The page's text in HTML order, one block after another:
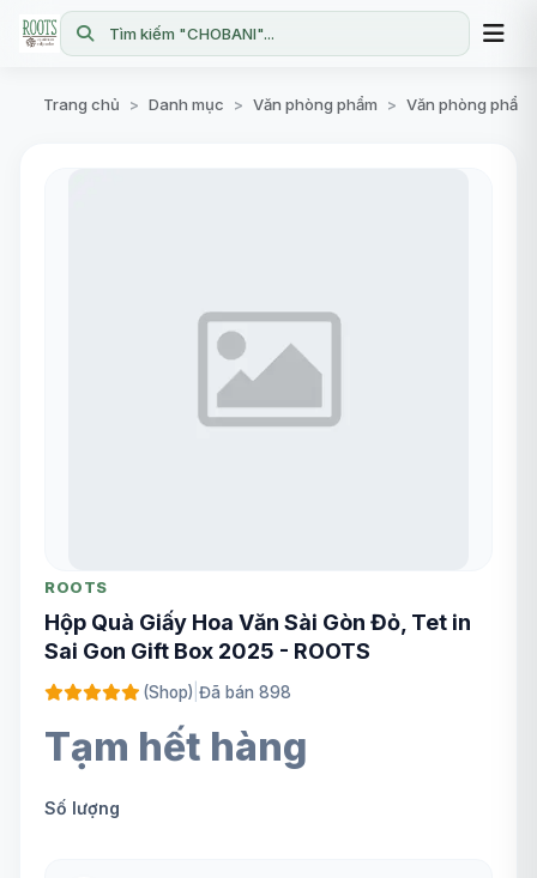
Tìm kiếm "CHOBANI"...
Trang chủ > Danh mục > Văn phòng phẩm > Văn phòng phẩm
ROOTS
Hộp Quà Giấy Hoa Văn Sài Gòn Đỏ, Tet in
Sai Gon Gift Box 2025 - ROOTS
(Shop) Đã bán 898
Tạm hết hàng
Số lượng